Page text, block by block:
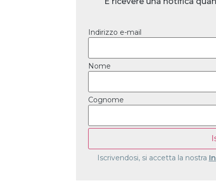
Indirizzo e-mail
Nome
Cognome
Iscrivendosi, si accetta la nostra